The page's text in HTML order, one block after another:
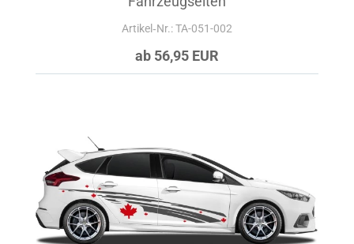
Artikel‑Nr.: TA-051-002
ab 56,95 EUR